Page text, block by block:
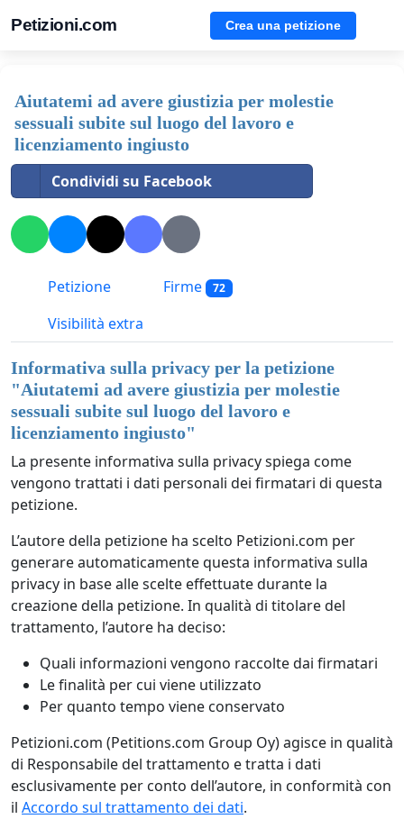
Petizioni.com Crea una petizione
Aiutatemi ad avere giustizia per molestie
sessuali subite sul luogo del lavoro e
licenziamento ingiusto
Condividi su Facebook
Petizione Firme 72
Visibilità extra
Informativa sulla privacy per la petizione
"Aiutatemi ad avere giustizia per molestie
sessuali subite sul luogo del lavoro e
licenziamento ingiusto"
La presente informativa sulla privacy spiega come
vengono trattati i dati personali dei firmatari di questa
petizione.
L’autore della petizione ha scelto Petizioni.com per
generare automaticamente questa informativa sulla
privacy in base alle scelte effettuate durante la
creazione della petizione. In qualità di titolare del
trattamento, l’autore ha deciso:
Quali informazioni vengono raccolte dai firmatari
Le finalità per cui viene utilizzato
Per quanto tempo viene conservato
Petizioni.com (Petitions.com Group Oy) agisce in qualità
di Responsabile del trattamento e tratta i dati
esclusivamente per conto dell’autore, in conformità con
il Accordo sul trattamento dei dati.